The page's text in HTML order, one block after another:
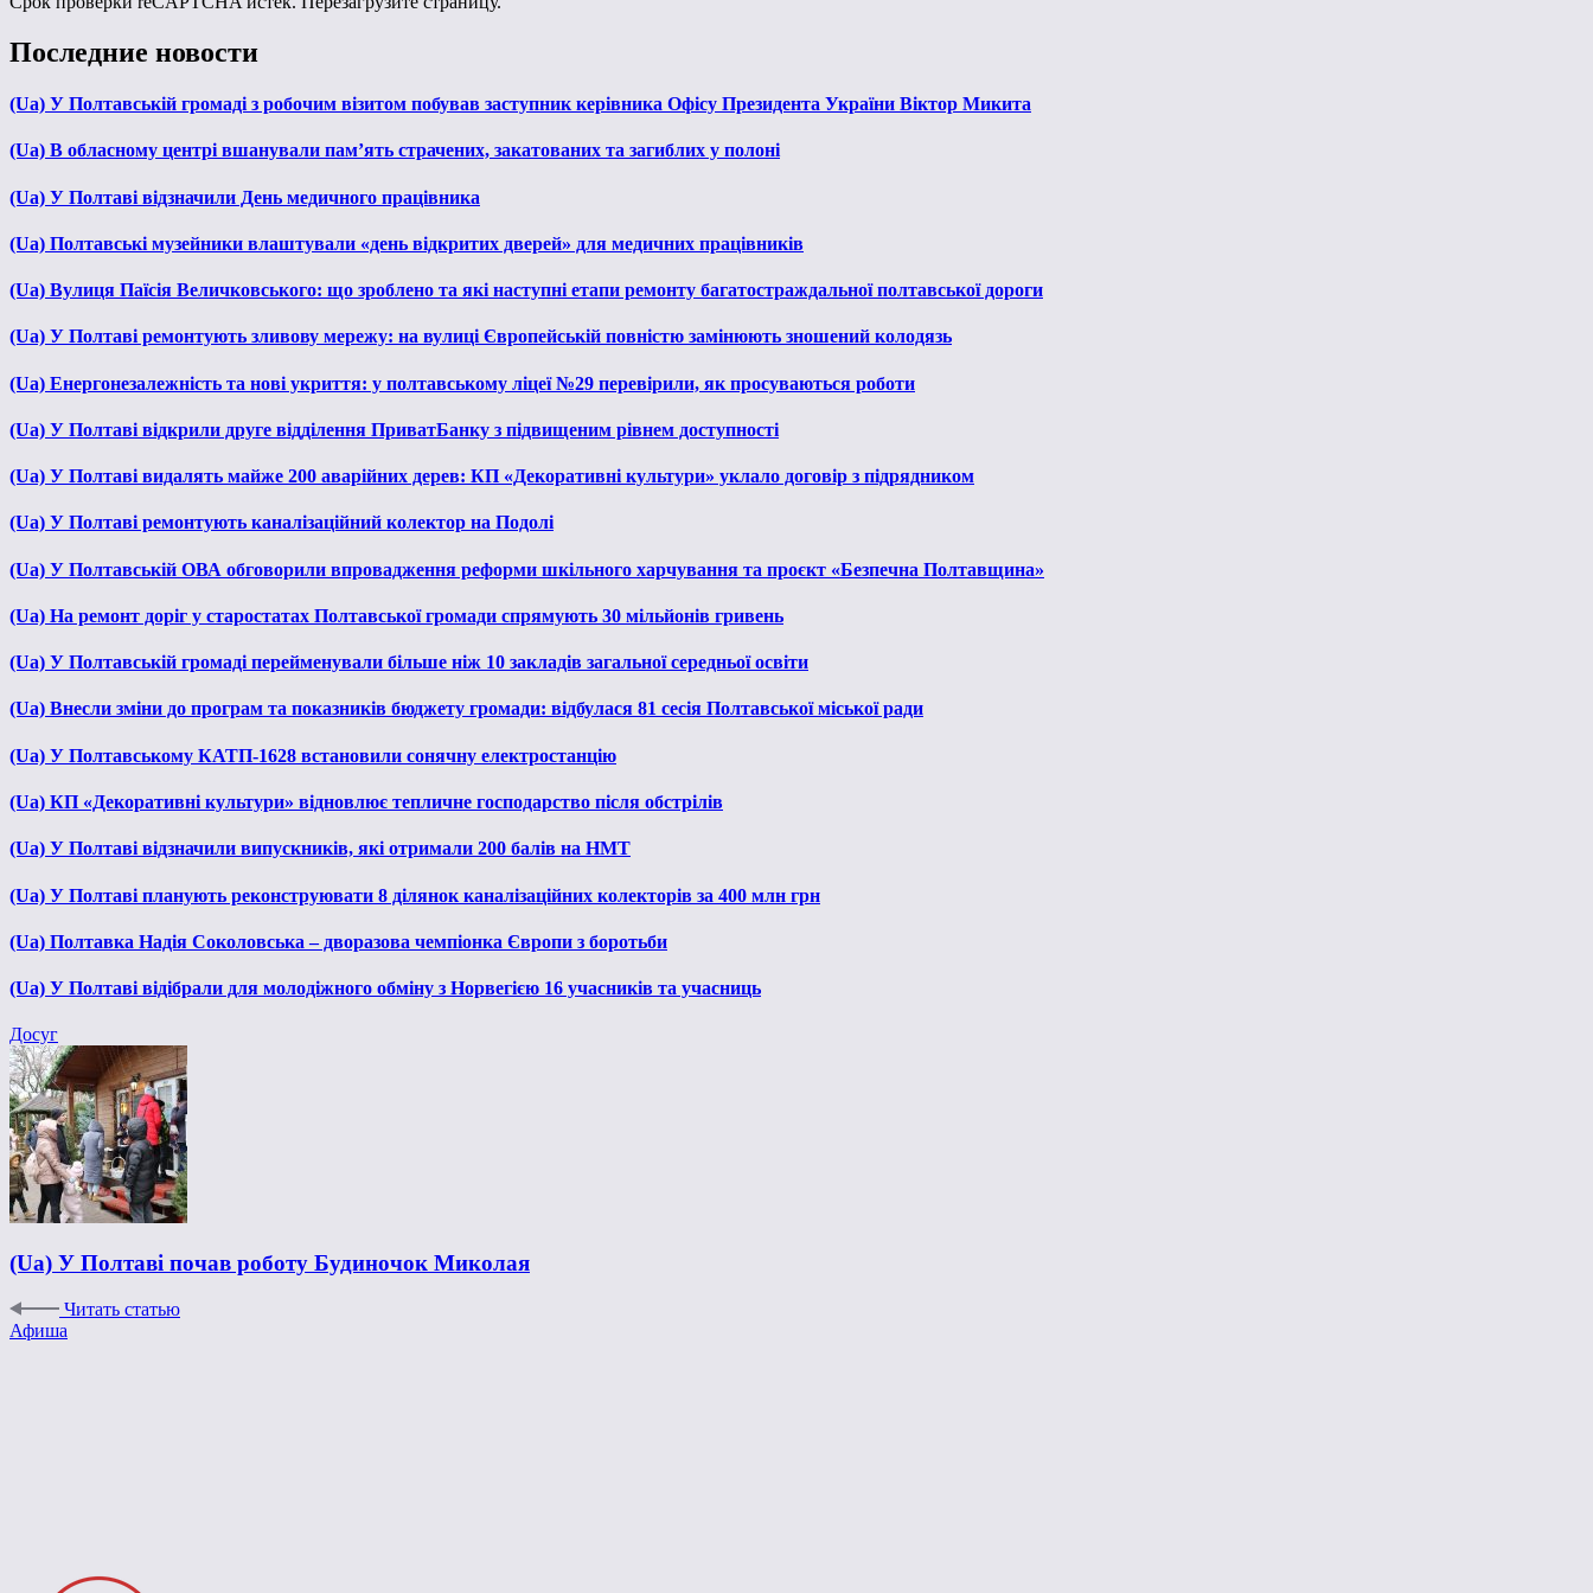
Последние новости
(Ua) У Полтавській громаді з робочим візитом побував заступник керівника Офісу Президента України Віктор Микита
(Ua) В обласному центрі вшанували пам’ять страчених, закатованих та загиблих у полоні
(Ua) У Полтаві відзначили День медичного працівника
(Ua) Полтавські музейники влаштували «день відкритих дверей» для медичних працівників
(Ua) Вулиця Паїсія Величковського: що зроблено та які наступні етапи ремонту багатостраждальної полтавської дороги
(Ua) У Полтаві ремонтують зливову мережу: на вулиці Європейській повністю замінюють зношений колодязь
(Ua) Енергонезалежність та нові укриття: у полтавському ліцеї №29 перевірили, як просуваються роботи
(Ua) У Полтаві відкрили друге відділення ПриватБанку з підвищеним рівнем доступності
(Ua) У Полтаві видалять майже 200 аварійних дерев: КП «Декоративні культури» уклало договір з підрядником
(Ua) У Полтаві ремонтують каналізаційний колектор на Подолі
(Ua) У Полтавській ОВА обговорили впровадження реформи шкільного харчування та проєкт «Безпечна Полтавщина»
(Ua) На ремонт доріг у старостатах Полтавської громади спрямують 30 мільйонів гривень
(Ua) У Полтавській громаді перейменували більше ніж 10 закладів загальної середньої освіти
(Ua) Внесли зміни до програм та показників бюджету громади: відбулася 81 сесія Полтавської міської ради
(Ua) У Полтавському КАТП-1628 встановили сонячну електростанцію
(Ua) КП «Декоративні культури» відновлює тепличне господарство після обстрілів
(Ua) У Полтаві відзначили випускників, які отримали 200 балів на НМТ
(Ua) У Полтаві планують реконструювати 8 ділянок каналізаційних колекторів за 400 млн грн
(Ua) Полтавка Надія Соколовська – дворазова чемпіонка Європи з боротьби
(Ua) У Полтаві відібрали для молодіжного обміну з Норвегією 16 учасників та учасниць
Досуг
(Ua) У Полтаві почав роботу Будиночок Миколая
Читать статью
Афиша